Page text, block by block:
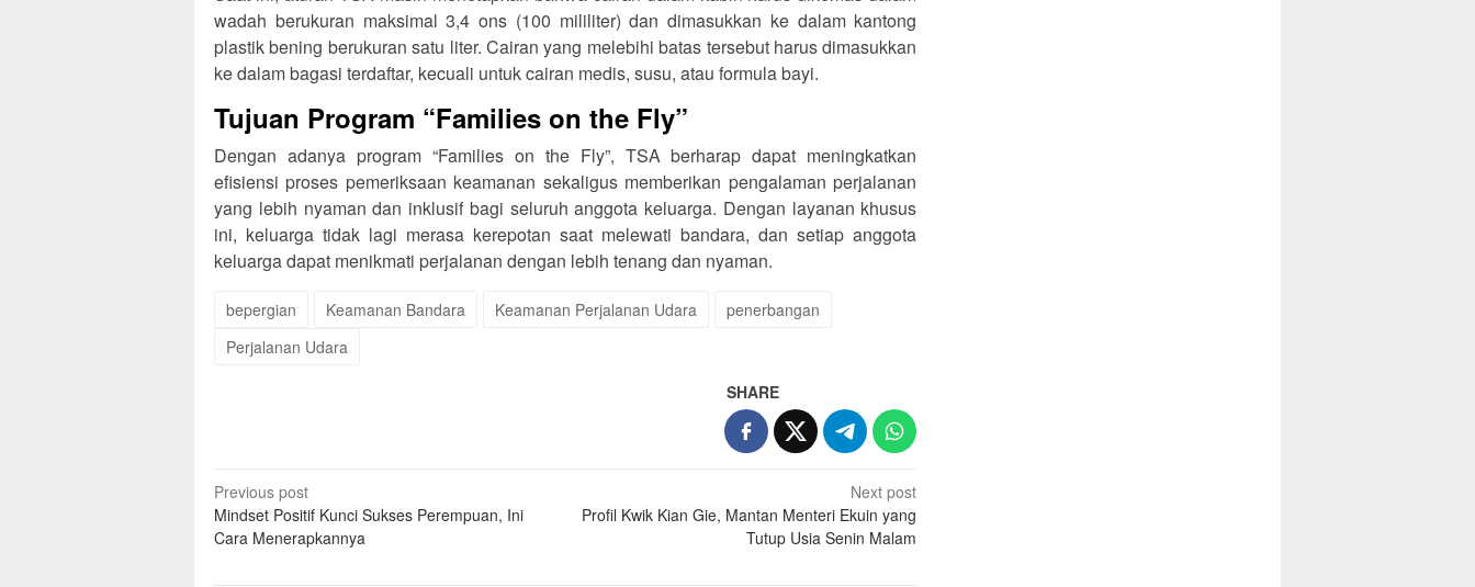
wadah berukuran maksimal 3,4 ons (100 mililiter) dan dimasukkan ke dalam kantong
plastik bening berukuran satu liter. Cairan yang melebihi batas tersebut harus dimasukkan
ke dalam bagasi terdaftar, kecuali untuk cairan medis, susu, atau formula bayi.
Tujuan Program “Families on the Fly”
Dengan adanya program “Families on the Fly”, TSA berharap dapat meningkatkan
efisiensi proses pemeriksaan keamanan sekaligus memberikan pengalaman perjalanan
yang lebih nyaman dan inklusif bagi seluruh anggota keluarga. Dengan layanan khusus
ini, keluarga tidak lagi merasa kerepotan saat melewati bandara, dan setiap anggota
keluarga dapat menikmati perjalanan dengan lebih tenang dan nyaman.
bepergian Keamanan Bandara Keamanan Perjalanan Udara
penerbangan
Perjalanan Udara
SHARE
Post
navigation
Previous post
Mindset Positif Kunci Sukses Perempuan, Ini
Cara Menerapkannya
Next post
Profil Kwik Kian Gie, Mantan Menteri Ekuin yang
Tutup Usia Senin Malam